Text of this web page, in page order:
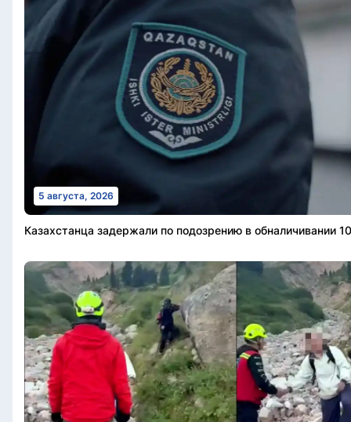
5 августа, 2026
Казахстанца задержали по подозрению в обналичивании